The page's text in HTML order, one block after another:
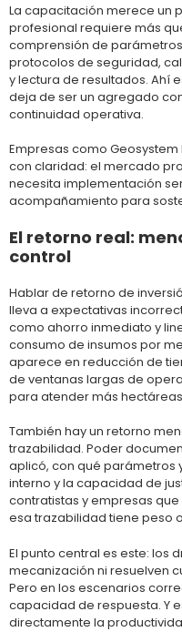
La capacitación merece un
profesional requiere más
comprensión de
protocolos de seguridad,
y lectura de resultados. Ahí
deja de ser un agregado
continuidad operativa.
Empresas como
con claridad: el mercado
necesita implementación
acompañamiento para
El retorno real:
control
Hablar de retorno de
lleva a expectativas
como ahorro inmediato y
consumo de insumos por
aparece en reducción de
de ventanas largas de
para atender más
También hay un retorno
trazabilidad. Poder
aplicó, con qué parámetros
interno y la capacidad de
contratistas y empresas
esa trazabilidad tiene peso
El punto central es este: los
mecanización ni resuelven
Pero en los escenarios
capacidad de respuesta. Y
directamente la